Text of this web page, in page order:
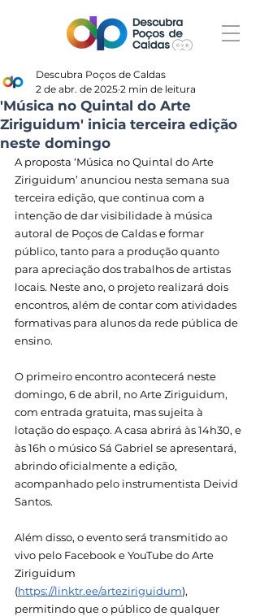
'Música no Quintal do Arte
Ziriguidum' inicia terceira edição
neste domingo
Descubra Poços de Caldas
2 de abr. de 2025 2 min de leitura
A proposta ‘Música no Quintal do Arte
Ziriguidum’ anunciou nesta semana sua
terceira edição, que continua com a
intenção de dar visibilidade à música
autoral de Poços de Caldas e formar
público, tanto para a produção quanto
para apreciação dos trabalhos de artistas
locais. Neste ano, o projeto realizará dois
encontros, além de contar com atividades
formativas para alunos da rede pública de
ensino.
O primeiro encontro acontecerá neste
domingo, 6 de abril, no Arte Ziriguidum,
com entrada gratuita, mas sujeita à
lotação do espaço. A casa abrirá às 14h30, e
às 16h o músico Sá Gabriel se apresentará,
abrindo oficialmente a edição,
acompanhado pelo instrumentista Deivid
Santos.
Além disso, o evento será transmitido ao
vivo pelo Facebook e YouTube do Arte
Ziriguidum
(https://linktr.ee/arteziriguidum),
permitindo que o público de qualquer